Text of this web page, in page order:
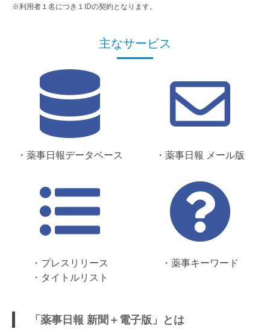
※利用者１名につき１IDの契約となります。
主なサービス
・薬事日報データベース ・薬事日報 メール版
・プレスリリース
・タイトルリスト
・薬事キーワード
「薬事日報 新聞＋電子版」とは